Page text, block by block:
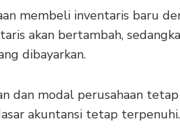
membeli inventaris baru
akan bertambah,
dibayarkan.
dan modal perusahaan
akuntansi tetap terpenuhi.